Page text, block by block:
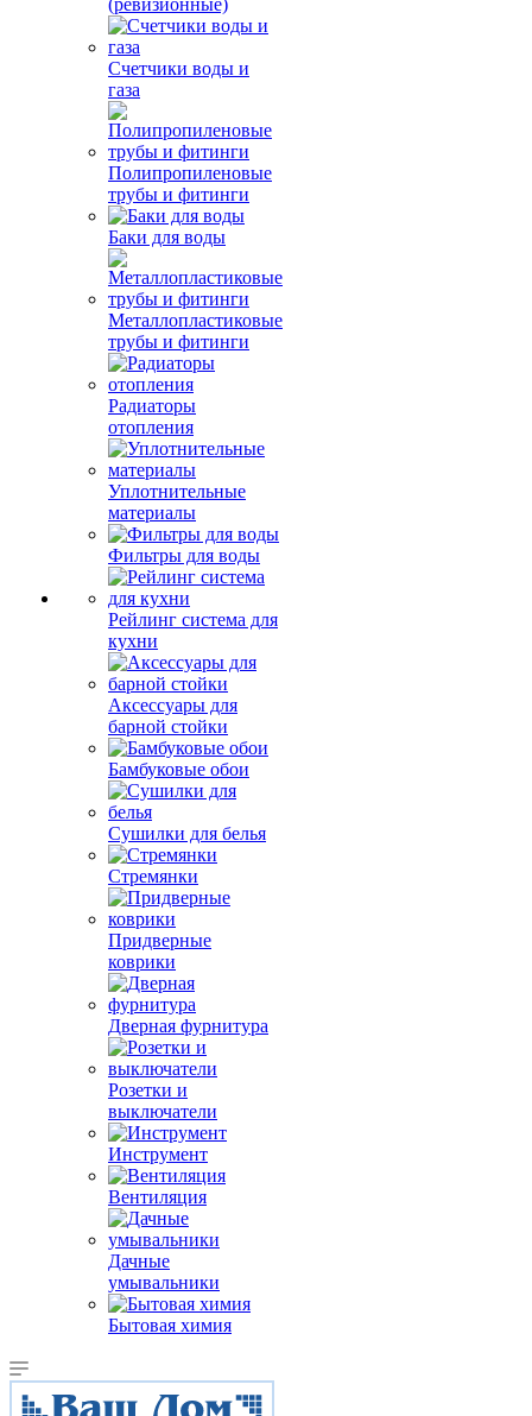
(ревизионные)
Счетчики воды и
газа
Полипропиленовые
трубы и фитинги
Баки для воды
Металлопластиковые
трубы и фитинги
Радиаторы
отопления
Уплотнительные
материалы
Фильтры для воды
Рейлинг система для
кухни
Аксессуары для
барной стойки
Бамбуковые обои
Сушилки для белья
Стремянки
Придверные
коврики
Дверная фурнитура
Розетки и
выключатели
Инструмент
Вентиляция
Дачные
умывальники
Бытовая химия